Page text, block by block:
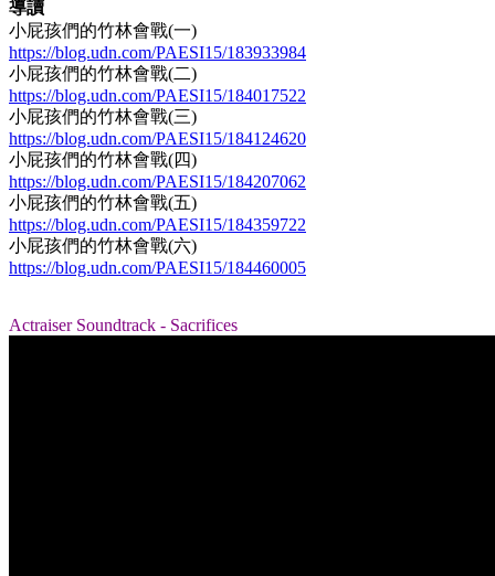
導讀
小屁孩們的竹林會戰(一)
https://blog.udn.com/PAESI15/183933984
小屁孩們的竹林會戰(二)
https://blog.udn.com/PAESI15/184017522
小屁孩們的竹林會戰(三)
https://blog.udn.com/PAESI15/184124620
小屁孩們的竹林會戰(四)
https://blog.udn.com/PAESI15/184207062
小屁孩們的竹林會戰(五)
https://blog.udn.com/PAESI15/184359722
小屁孩們的竹林會戰(六)
https://blog.udn.com/PAESI15/184460005
Actraiser Soundtrack - Sacrifices